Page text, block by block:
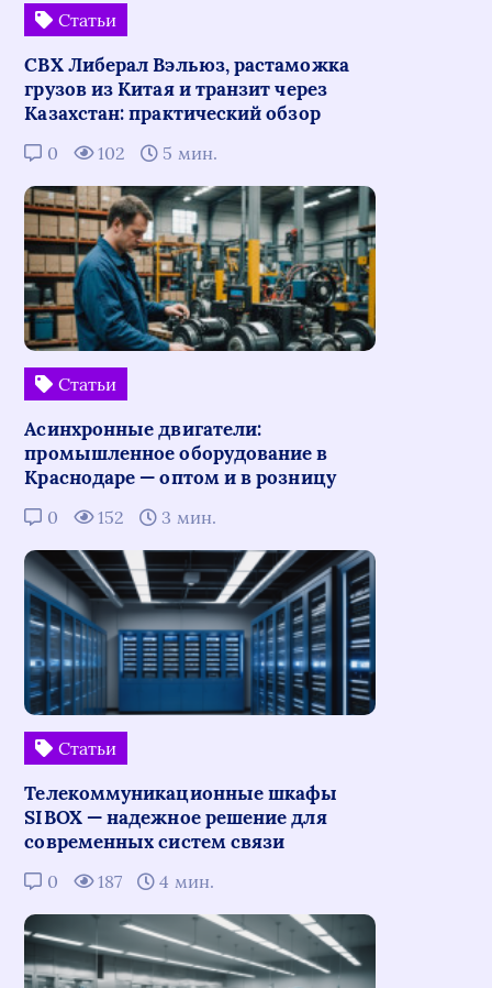
Статьи
СВХ Либерал Вэльюз, растаможка
грузов из Китая и транзит через
Казахстан: практический обзор
0 102 5 мин.
Статьи
Асинхронные двигатели:
промышленное оборудование в
Краснодаре — оптом и в розницу
0 152 3 мин.
Статьи
Телекоммуникационные шкафы
SIBOX — надежное решение для
современных систем связи
0 187 4 мин.